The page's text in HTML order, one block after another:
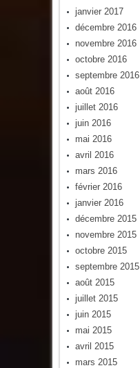
janvier 2017
décembre 2016
novembre 2016
octobre 2016
septembre 2016
août 2016
juillet 2016
juin 2016
mai 2016
avril 2016
mars 2016
février 2016
janvier 2016
décembre 2015
novembre 2015
octobre 2015
septembre 2015
août 2015
juillet 2015
juin 2015
mai 2015
avril 2015
mars 2015